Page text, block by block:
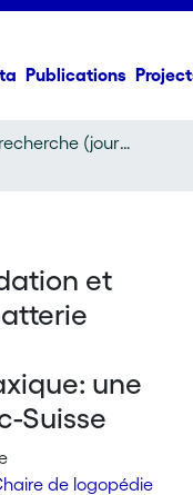
Publications
Article de recherche (journal article)
et
une
Suisse
de logopédie